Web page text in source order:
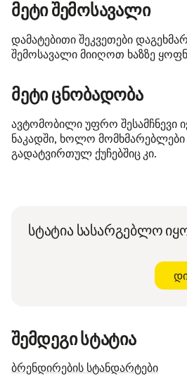
მეტი შემოსავალი
დამატებითი შეკვეთები
შემოსავალი მიიღოთ ხაზზე
მეტი ცნობადობა
ავტომობილი უფრო შესამჩნევი
ნაკადში, ხოლო მომხმარებლები
გადატვირთულ ქუჩებშიც კი.
სტატია სასარგებლო
შემდეგი სტატია
ბრენდირების სტანდარტები